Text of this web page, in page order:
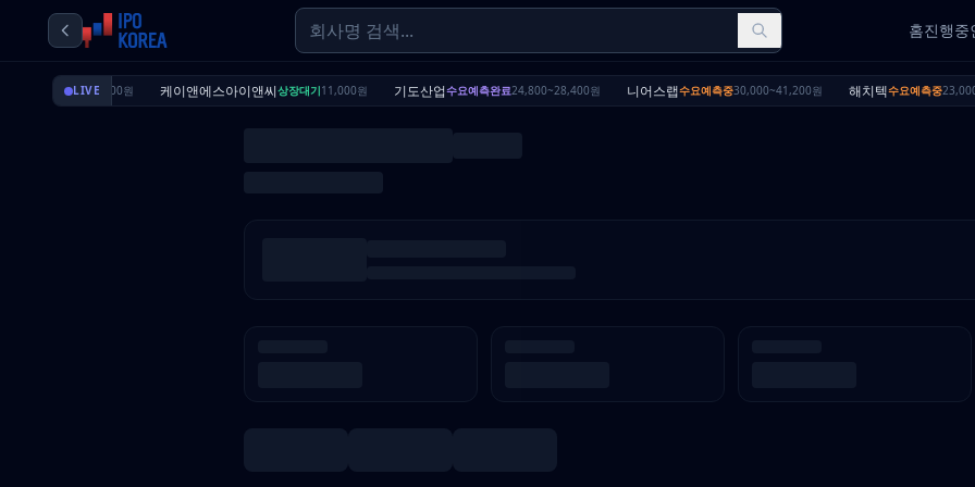
홈진행중
LIVE
상장대기7,000원 케이앤에스아이앤씨상장대기11,000원 기도산업수요예측완료24,800~28,400원 니어스랩수요예측중30,000~41,200원 해치텍수요예측중